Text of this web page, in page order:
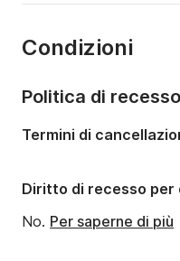
Numero di cuccette:
Potenza del motore:
Condizioni
Politica di
Termini di
Diritto di recesso
No. Per saperne di più